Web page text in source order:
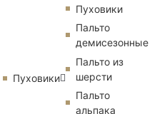
Пуховики
Пуховики
Пальто
демисезонные
Пальто из
шерсти
Пальто
альпака